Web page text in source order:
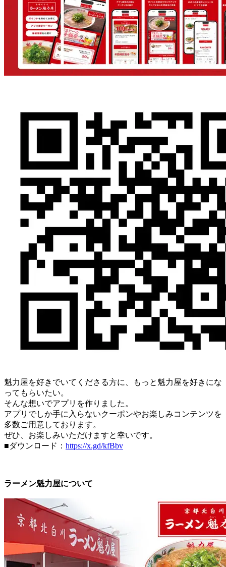
魁力屋を好きでいてくださる方に、もっと魁力屋を好きにな
ってもらいたい。
そんな想いでアプリを作りました。
アプリでしか手に入らないクーポンやお楽しみコンテンツを
多数ご用意しております。
ぜひ、お楽しみいただけますと幸いです。
■ダウンロード： https://x.gd/kfBbv
ラーメン魁力屋について